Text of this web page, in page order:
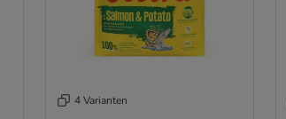
4 Varianten